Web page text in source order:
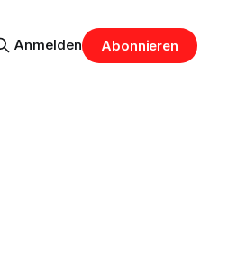
Anmelden Abonnieren